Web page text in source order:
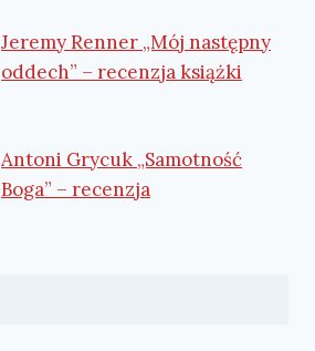
Jeremy Renner „Mój następny
oddech” – recenzja książki
Antoni Grycuk „Samotność
Boga” – recenzja